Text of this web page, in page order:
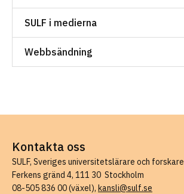
SULF i medierna
Webbsändning
Kontakta oss
SULF, Sveriges universitetslärare och forskare
Ferkens gränd 4, 111 30 Stockholm
08-505 836 00 (växel), kansli@sulf.se